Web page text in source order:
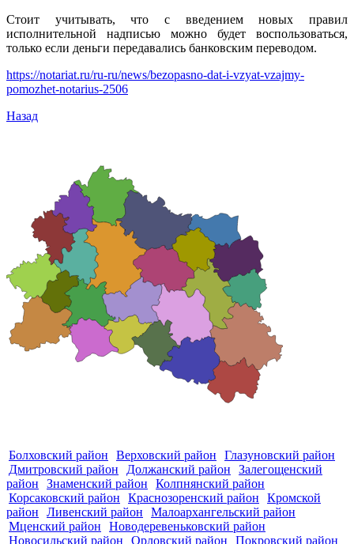
Стоит учитывать, что с введением новых правил
исполнительной надписью можно будет воспользоваться,
только если деньги передавались банковским переводом.
https://notariat.ru/ru-ru/news/bezopasno-dat-i-vzyat-vzajmy-
pomozhet-notarius-2506
Назад
Болховский район Верховский район
Глазуновский район
Дмитровский район
Должанский район
Залегощенский
район
Знаменский район
Колпнянский район
Корсаковский район
Краснозоренский район
Кромской
район
Ливенский район
Малоархангельский район
Мценский район
Новодеревеньковский район
Новосильский район
Орловский район
Покровский район